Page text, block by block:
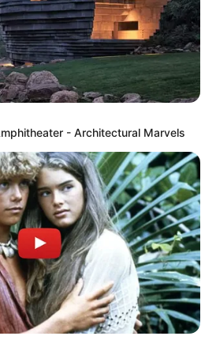
- Architectural Marvels